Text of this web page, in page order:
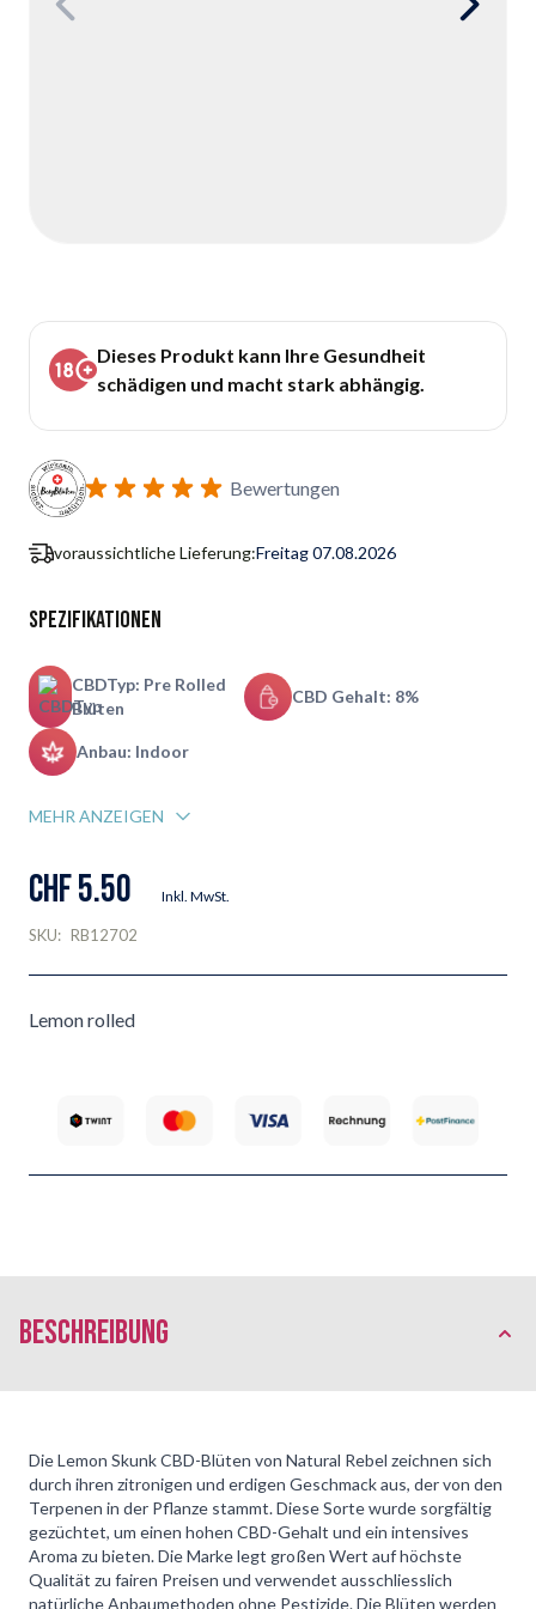
Dieses Produkt kann Ihre Gesundheit
schädigen und macht stark abhängig.
Bewertungen
voraussichtliche Lieferung:Freitag 07.08.2026
Spezifikationen
CBDTyp: Pre Rolled
Blüten
CBD Gehalt: 8%
Anbau: Indoor
MEHR ANZEIGEN
CHF 5.50 Inkl. MwSt.
SKU: RB12702
Lemon rolled
Beschreibung
Die Lemon Skunk CBD-Blüten von Natural Rebel zeichnen sich
durch ihren zitronigen und erdigen Geschmack aus, der von den
Terpenen in der Pflanze stammt. Diese Sorte wurde sorgfältig
gezüchtet, um einen hohen CBD-Gehalt und ein intensives
Aroma zu bieten. Die Marke legt großen Wert auf höchste
Qualität zu fairen Preisen und verwendet ausschliesslich
natürliche Anbaumethoden ohne Pestizide. Die Blüten werden